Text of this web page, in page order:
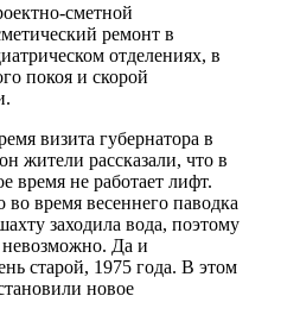
сметной
ремонт в
отделениях, в
покоя и скорой
визита губернатора в
жители рассказали, что в
время не работает лифт.
во время весеннего паводка
заходила вода, поэтому
невозможно. Да и
старой, 1975 года. В этом
новое